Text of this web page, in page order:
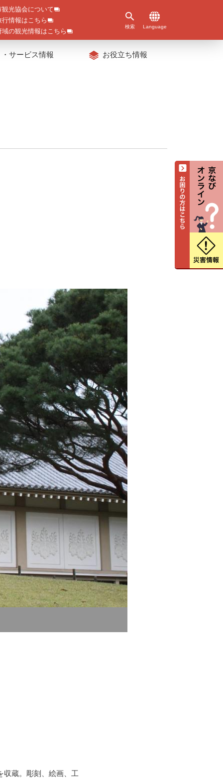
観光協会について
行情報はこちら
域の観光情報はこちら
検索 Language
サービス情報 お役立ち情報
収蔵。彫刻、絵画、工